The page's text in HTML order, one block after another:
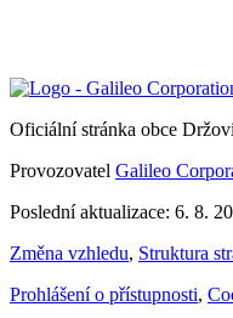
Oficiální stránka obce
Provozovatel Galileo
Poslední aktualizace: 6. 8.
Změna vzhledu, Struktura
Prohlášení o přístupnosti,